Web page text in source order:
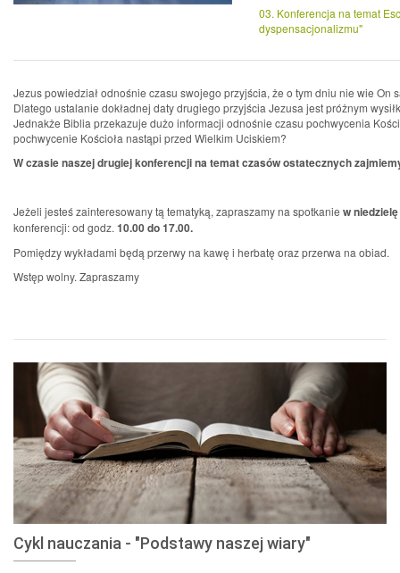
03. Konferencja na temat
dyspensacjonalizmu"
Jezus powiedział odnośnie czasu swojego przyjścia, że o tym dniu nie wie On
Dlatego ustalanie dokładnej daty drugiego przyjścia Jezusa jest próżnym
Jednakże Biblia przekazuje dużo informacji odnośnie czasu pochwycenia
pochwycenie Kościoła nastąpi przed Wielkim Uciskiem?
W czasie naszej drugiej konferencji na temat czasów ostatecznych
Jeżeli jesteś zainteresowany tą tematyką, zapraszamy na spotkanie w
konferencji: od godz. 10.00 do 17.00.
Pomiędzy wykładami będą przerwy na kawę i herbatę oraz przerwa na obiad.
Wstęp wolny. Zapraszamy
Cykl nauczania - "Podstawy naszej wiary"